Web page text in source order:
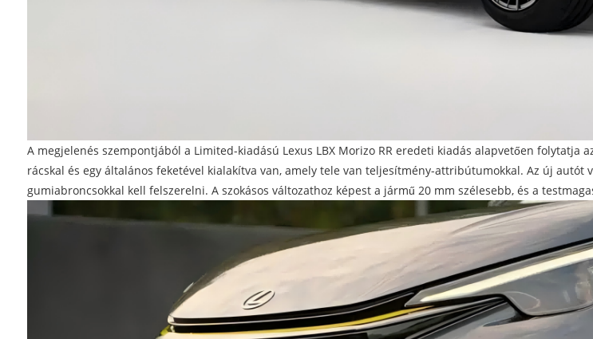
A megjelenés szempontjából a Limited-kiadású Lexus LBX Morizo ​​RR eredeti kiadás alapvetően folytatja
rácskal és egy általános feketével kialakítva van, amely tele van teljesítmény-attribútumokkal. Az új autót
gumiabroncsokkal kell felszerelni. A szokásos változathoz képest a jármű 20 mm szélesebb, és a